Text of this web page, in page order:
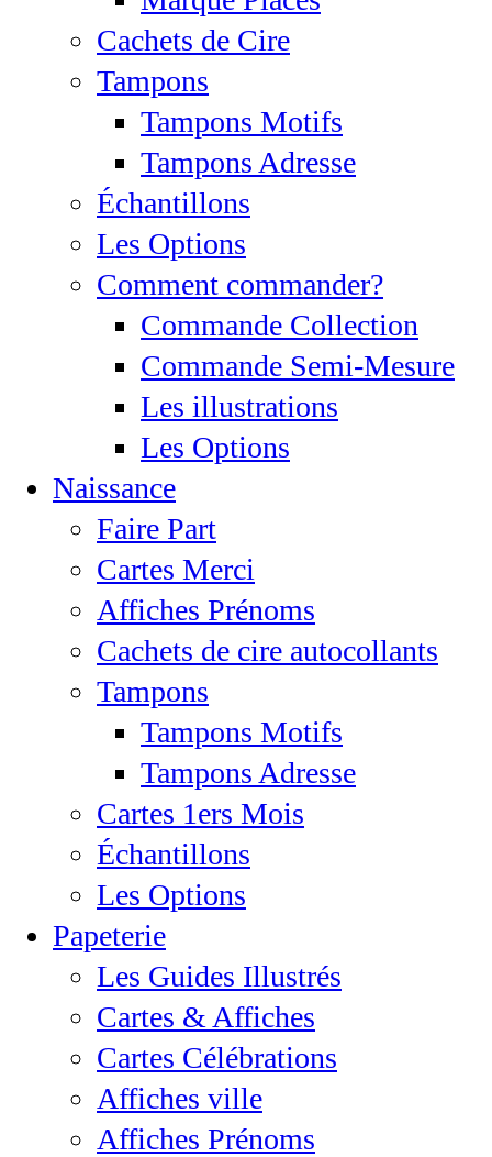
Cachets de Cire
Tampons
Tampons Motifs
Tampons Adresse
Échantillons
Les Options
Comment commander?
Commande Collection
Commande Semi-Mesure
Les illustrations
Les Options
Naissance
Faire Part
Cartes Merci
Affiches Prénoms
Cachets de cire autocollants
Tampons
Tampons Motifs
Tampons Adresse
Cartes 1ers Mois
Échantillons
Les Options
Papeterie
Les Guides Illustrés
Cartes & Affiches
Cartes Célébrations
Affiches ville
Affiches Prénoms